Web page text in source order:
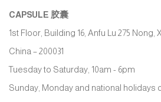
CAPSULE 胶囊
1st Floor, Building 16, Anfu Lu 275 Nong,
China – 200031
Tuesday to Saturday, 10am - 6pm
Sunday, Monday and national holidays